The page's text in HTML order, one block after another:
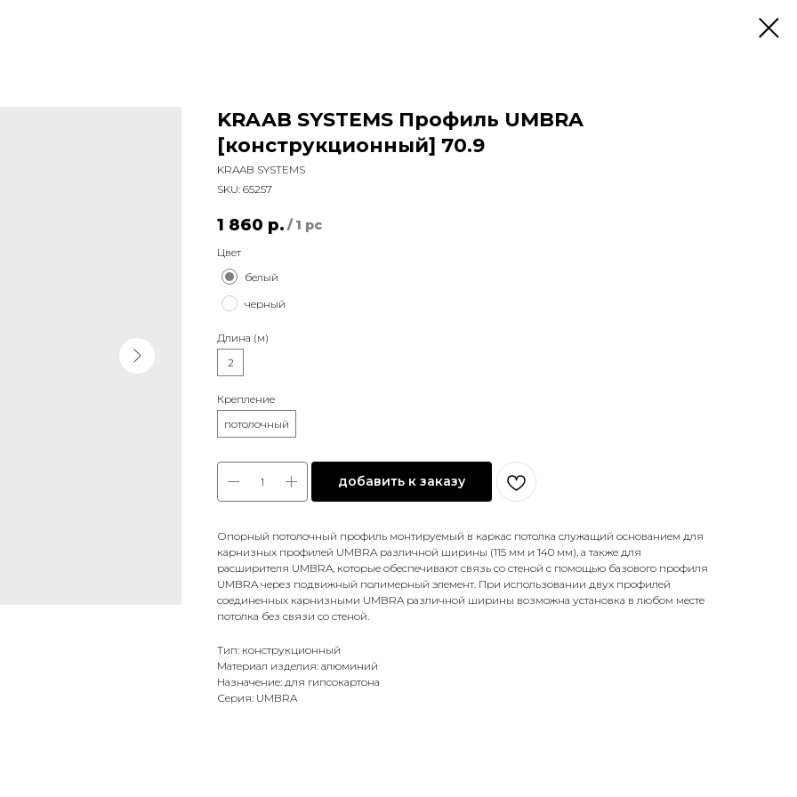
KRAAB SYSTEMS Профиль UMBRA
[конструкционный] 70.9
KRAAB SYSTEMS
SKU: 65257
1 860 р. / 1 pc
Цвет
белый
черный
Длина (м)
2
Крепление
потолочный
добавить к заказу
Опорный потолочный профиль монтируемый в каркас потолка служащий основанием для
карнизных профилей UMBRA различной ширины (115 мм и 140 мм), а также для
расширителя UMBRA, которые обеспечивают связь со стеной с помощью базового профиля
UMBRA через подвижный полимерный элемент. При использовании двух профилей
соединенных карнизными UMBRA различной ширины возможна установка в любом месте
потолка без связи со стеной.
Тип: конструкционный
Материал изделия: алюминий
Назначение: для гипсокартона
Серия: UMBRA